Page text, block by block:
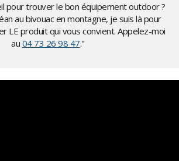
pour trouver le bon équipement outdoor ?
au bivouac en montagne, je suis là pour
LE produit qui vous convient. Appelez-moi
au 04 73 26 98 47."